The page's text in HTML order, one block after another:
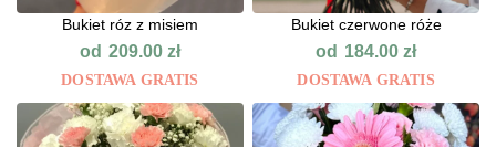
Bukiet róz z misiem
od 209.00 zł
DOSTAWA GRATIS
Bukiet czerwone róże
od 184.00zł
DOSTAWA GRATIS